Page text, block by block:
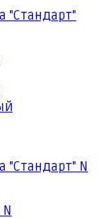
"Стандарт"
"Стандарт" N